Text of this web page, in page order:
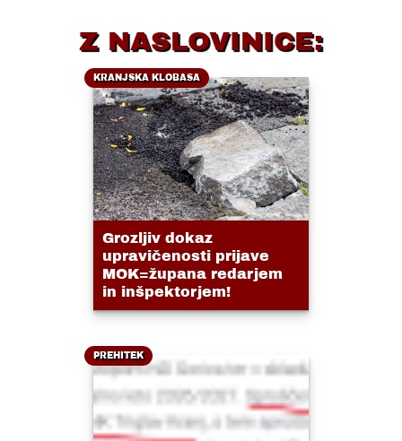
Z NASLOVINICE:
KRANJSKA KLOBASA
Grozljiv dokaz
upravičenosti prijave
MOK=župana redarjem
in inšpektorjem!
PREHITEK